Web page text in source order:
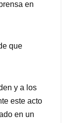
en
que
y a los
este acto
en un